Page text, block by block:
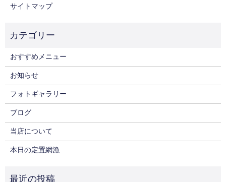
サイトマップ
おすすめメニュー
お知らせ
フォトギャラリー
ブログ
当店について
本日の定置網漁